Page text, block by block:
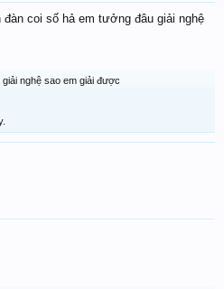
đàn coi số hả em tưởng đâu giải nghệ
giải nghệ sao em giải được